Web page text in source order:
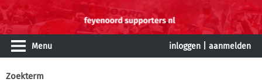
Menu inloggen aanmelden
Zoekterm